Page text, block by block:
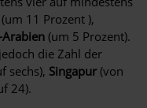
(um 11 Prozent ),
Arabien(um 5 Prozent).
die Zahl der
sechs), Singapur(von
24).